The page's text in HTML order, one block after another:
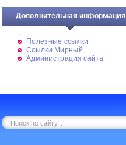
Дополнительная информация
Полезные ссылки
Ссылки Мирный
Администрация сайта